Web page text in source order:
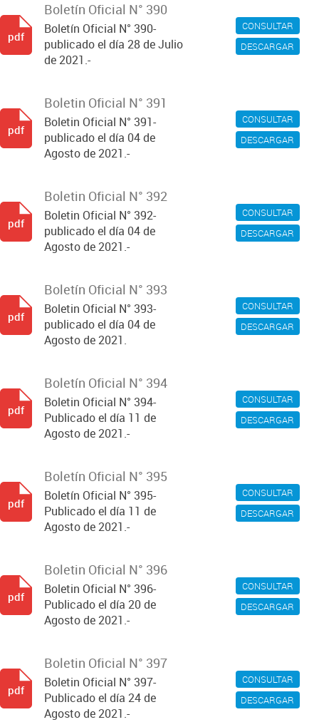
CONSULTAR
DESCARGAR
Boletín Oficial N° 390
Boletín Oficial N° 390-
publicado el día 28 de Julio
de 2021.-
pdf
CONSULTAR
DESCARGAR
Boletin Oficial N° 391
Boletin Oficial N° 391-
publicado el día 04 de
Agosto de 2021.-
pdf
CONSULTAR
DESCARGAR
Boletin Oficial N° 392
Boletin Oficial N° 392-
publicado el día 04 de
Agosto de 2021.-
pdf
CONSULTAR
DESCARGAR
Boletín Oficial N° 393
Boletin Oficial N° 393-
publicado el día 04 de
Agosto de 2021.
pdf
CONSULTAR
DESCARGAR
Boletín Oficial N° 394
Boletin Oficial N° 394-
Publicado el día 11 de
Agosto de 2021.-
pdf
CONSULTAR
DESCARGAR
Boletín Oficial N° 395
Boletín Oficial N° 395-
Publicado el día 11 de
Agosto de 2021.-
pdf
CONSULTAR
DESCARGAR
Boletin Oficial N° 396
Boletin Oficial N° 396-
Publicado el día 20 de
Agosto de 2021.-
pdf
CONSULTAR
DESCARGAR
Boletin Oficial N° 397
Boletin Oficial N° 397-
Publicado el día 24 de
Agosto de 2021.-
pdf